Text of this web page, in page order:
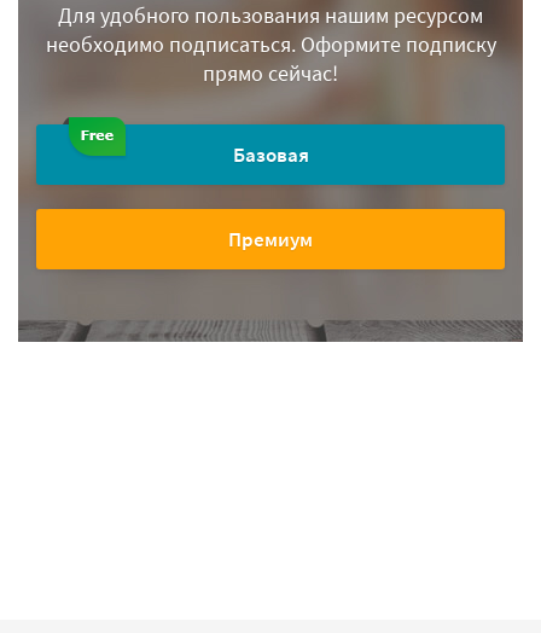
Для удобного пользования нашим ресурсом
необходимо подписаться.Оформите подписку
прямо сейчас!
Базовая
Премиум